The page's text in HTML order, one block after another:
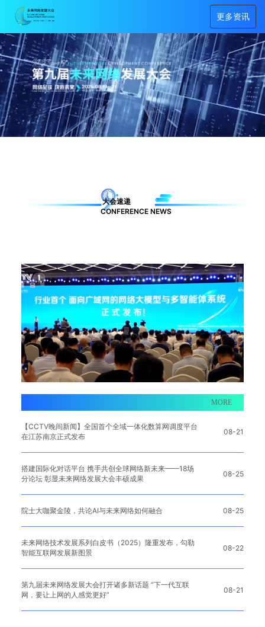
更多资讯
大会速递
CONFERENCE NEWS
MORE
【CCTV晚间新闻】全国首个全域一体化数算网调度平台
在江苏南京正式发布
08-21
搭建国际化对话平台 携手共创全球网络新未来——18场
分论坛 彰显未来网络发展大会丰硕成果
08-25
院士大咖聚金陵，共论AI与未来网络如何融合 08-25
未来网络技术发展系列白皮书（2025）隆重发布，勾勒
智能互联网发展新图景
08-22
第九届未来网络发展大会打开诸多新话题 “下一代互联
网，要让上网的人感觉更好”
08-21